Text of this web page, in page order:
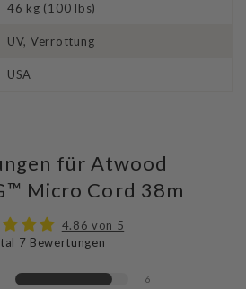
46 kg (100 lbs)
UV, Verrottung
USA
für Atwood
Micro Cord 38m
4.86 von 5
7 Bewertungen
6